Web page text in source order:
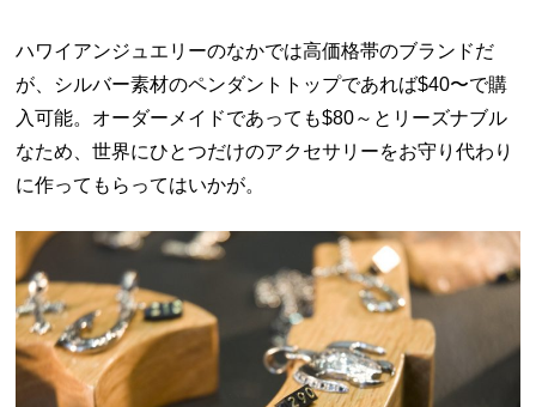
ハワイアンジュエリーのなかでは高価格帯のブランドだ
が、シルバー素材のペンダントトップであれば$40〜で購
入可能。オーダーメイドであっても$80～とリーズナブル
なため、世界にひとつだけのアクセサリーをお守り代わり
に作ってもらってはいかが。